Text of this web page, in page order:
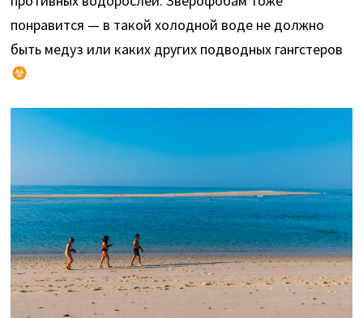
понравится — в такой холодной воде не должно
быть медуз или каких других подводных гангстеров